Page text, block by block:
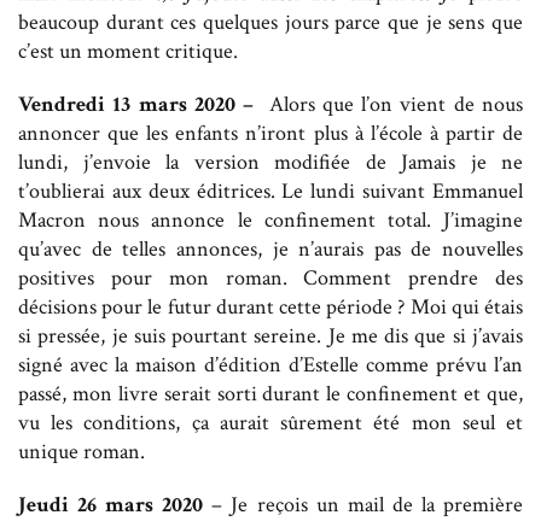
beaucoup durant ces quelques jours parce que je sens que
c’est un moment critique.
Vendredi 13 mars 2020 – Alors que l’on vient de nous
annoncer que les enfants n’iront plus à l’école à partir de
lundi, j’envoie la version modifiée de Jamais je ne
t’oublierai aux deux éditrices. Le lundi suivant Emmanuel
Macron nous annonce le confinement total. J’imagine
qu’avec de telles annonces, je n’aurais pas de nouvelles
positives pour mon roman. Comment prendre des
décisions pour le futur durant cette période ? Moi qui étais
si pressée, je suis pourtant sereine. Je me dis que si j’avais
signé avec la maison d’édition d’Estelle comme prévu l’an
passé, mon livre serait sorti durant le confinement et que,
vu les conditions, ça aurait sûrement été mon seul et
unique roman.
Jeudi 26 mars 2020 – Je reçois un mail de la première